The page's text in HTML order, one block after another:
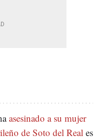
asesinado a su mujer
de Soto del Reales